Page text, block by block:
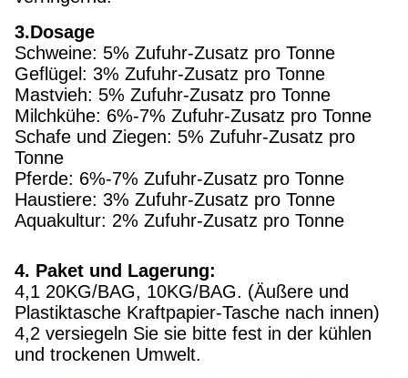
3.Dosage
Schweine: 5% Zufuhr-Zusatz pro Tonne
Geflügel: 3% Zufuhr-Zusatz pro Tonne
Mastvieh: 5% Zufuhr-Zusatz pro Tonne
Milchkühe: 6%-7% Zufuhr-Zusatz pro Tonne
Schafe und Ziegen: 5% Zufuhr-Zusatz pro
Tonne
Pferde: 6%-7% Zufuhr-Zusatz pro Tonne
Haustiere: 3% Zufuhr-Zusatz pro Tonne
Aquakultur: 2% Zufuhr-Zusatz pro Tonne
4. Paket und Lagerung:
4,1 20KG/BAG, 10KG/BAG. (Äußere und
Plastiktasche Kraftpapier-Tasche nach innen)
4,2 versiegeln Sie sie bitte fest in der kühlen
und trockenen Umwelt.